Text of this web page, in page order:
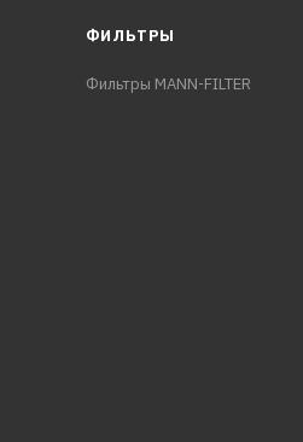
ФИЛЬТРЫ
Фильтры MANN-FILTER